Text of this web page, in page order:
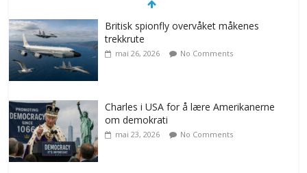
Britisk spionfly overvåket måkenes
trekkrute
mai 26, 2026 No Comments
Charles i USA for å lære Amerikanerne
om demokrati
mai 23, 2026 No Comments